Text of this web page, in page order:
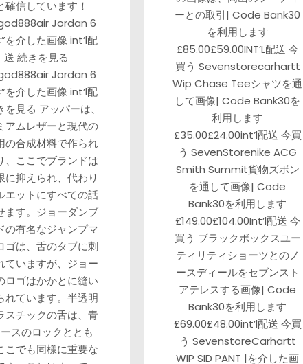
ーとの取引| Code Bank30
を利用します
£85.00£59.00INT’L配送 今
買う Sevenstorecarhartt
Wip Chase Teeシャツを通
して画像| Code Bank30を
利用します
£35.00£24.00int’l配送 今買
う SevenStorenike ACG
Smith Summit貨物ズボン
を通して画像| Code
Bank30を利用します
£149.00£104.00Int’l配送 今
買う ブラックボックスユー
ティリティショーツとのノ
ースディールをセブンスト
アテレスする画像| Code
Bank30を利用します
£69.00£48.00int’l配送 今買
う SevenstoreCarhartt
WIP SID PANT |を介した画
確信しています！
Jordan 6
を介した画像 int’l配
送 続きを見る
Jordan 6
を介した画像 int’l配
を見る アッパーは、
アムレザーと現代の
の合成材料で作られ
、ここでブランドは
に抑えられ、代わり
エットにすべての話
ます。ジョーダンブ
の有名なジャンプマ
ゴは、舌のタブに刺
ていますが、ジョー
ロゴはかかとに縫い
れています。半透明
スチックの舌は、青
スのロックととも
こでも同様に重要な